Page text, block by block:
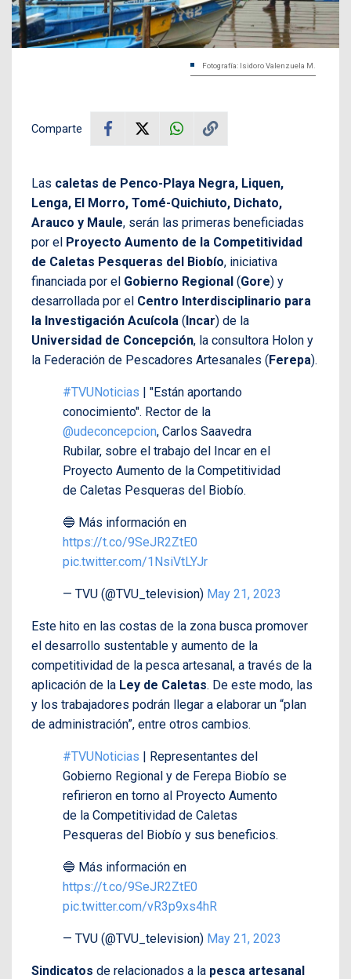
Fotografía: Isidoro Valenzuela M.
Comparte
Las caletas de Penco-Playa Negra, Liquen,
Lenga, El Morro, Tomé-Quichiuto, Dichato,
Arauco y Maule, serán las primeras beneficiadas
por el Proyecto Aumento de la Competitividad
de Caletas Pesqueras del Biobío, iniciativa
financiada por el Gobierno Regional (Gore) y
desarrollada por el Centro Interdisciplinario para
la Investigación Acuícola (Incar) de la
Universidad de Concepción, la consultora Holon y
la Federación de Pescadores Artesanales (Ferepa).
#TVUNoticias | "Están aportando
conocimiento". Rector de la
@udeconcepcion, Carlos Saavedra
Rubilar, sobre el trabajo del Incar en el
Proyecto Aumento de la Competitividad
de Caletas Pesqueras del Biobío.
🔵 Más información en
https://t.co/9SeJR2ZtE0
pic.twitter.com/1NsiVtLYJr
— TVU (@TVU_television) May 21, 2023
Este hito en las costas de la zona busca promover
el desarrollo sustentable y aumento de la
competitividad de la pesca artesanal, a través de la
aplicación de la Ley de Caletas. De este modo, las
y los trabajadores podrán llegar a elaborar un “plan
de administración”, entre otros cambios.
#TVUNoticias | Representantes del
Gobierno Regional y de Ferepa Biobío se
refirieron en torno al Proyecto Aumento
de la Competitividad de Caletas
Pesqueras del Biobío y sus beneficios.
🔵 Más información en
https://t.co/9SeJR2ZtE0
pic.twitter.com/vR3p9xs4hR
— TVU (@TVU_television) May 21, 2023
Sindicatos de relacionados a la pesca artesanal